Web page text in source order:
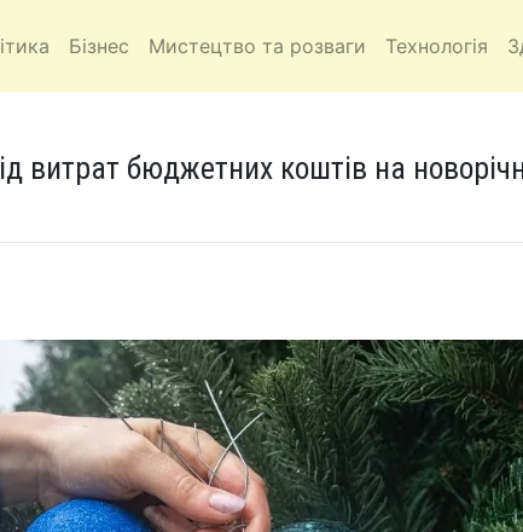
Бізнес Мистецтво та розваги Технологія
витрат бюджетних коштів на